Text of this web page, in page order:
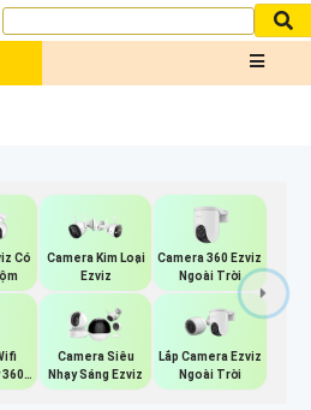
Có
Camera Kim Loại
Ezviz
Camera 360 Ezviz
Ngoài Trời
360
Camera Siêu
Nhạy Sáng Ezviz
Lắp Camera Ezviz
Ngoài Trời